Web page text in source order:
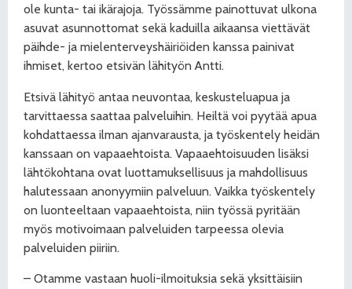
ole kunta- tai ikärajoja. Työssämme painottuvat ulkona
asuvat asunnottomat sekä kaduilla aikaansa viettävät
päihde- ja mielenterveyshäiriöiden kanssa painivat
ihmiset, kertoo etsivän lähityön Antti.
Etsivä lähityö antaa neuvontaa, keskusteluapua ja
tarvittaessa saattaa palveluihin. Heiltä voi pyytää apua
kohdattaessa ilman ajanvarausta, ja työskentely heidän
kanssaan on vapaaehtoista. Vapaaehtoisuuden lisäksi
lähtökohtana ovat luottamuksellisuus ja mahdollisuus
halutessaan anonyymiin palveluun. Vaikka työskentely
on luonteeltaan vapaaehtoista, niin työssä pyritään
myös motivoimaan palveluiden tarpeessa olevia
palveluiden piiriin.
– Otamme vastaan huoli-ilmoituksia sekä yksittäisiin